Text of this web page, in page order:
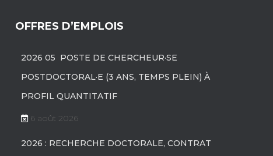
OFFRES D’EMPLOIS
2026 05 POSTE DE CHERCHEUR·SE
POSTDOCTORAL·E (3 ANS, TEMPS PLEIN) À
PROFIL QUANTITATIF
6 août 2026
2026 : RECHERCHE DOCTORALE, CONTRAT